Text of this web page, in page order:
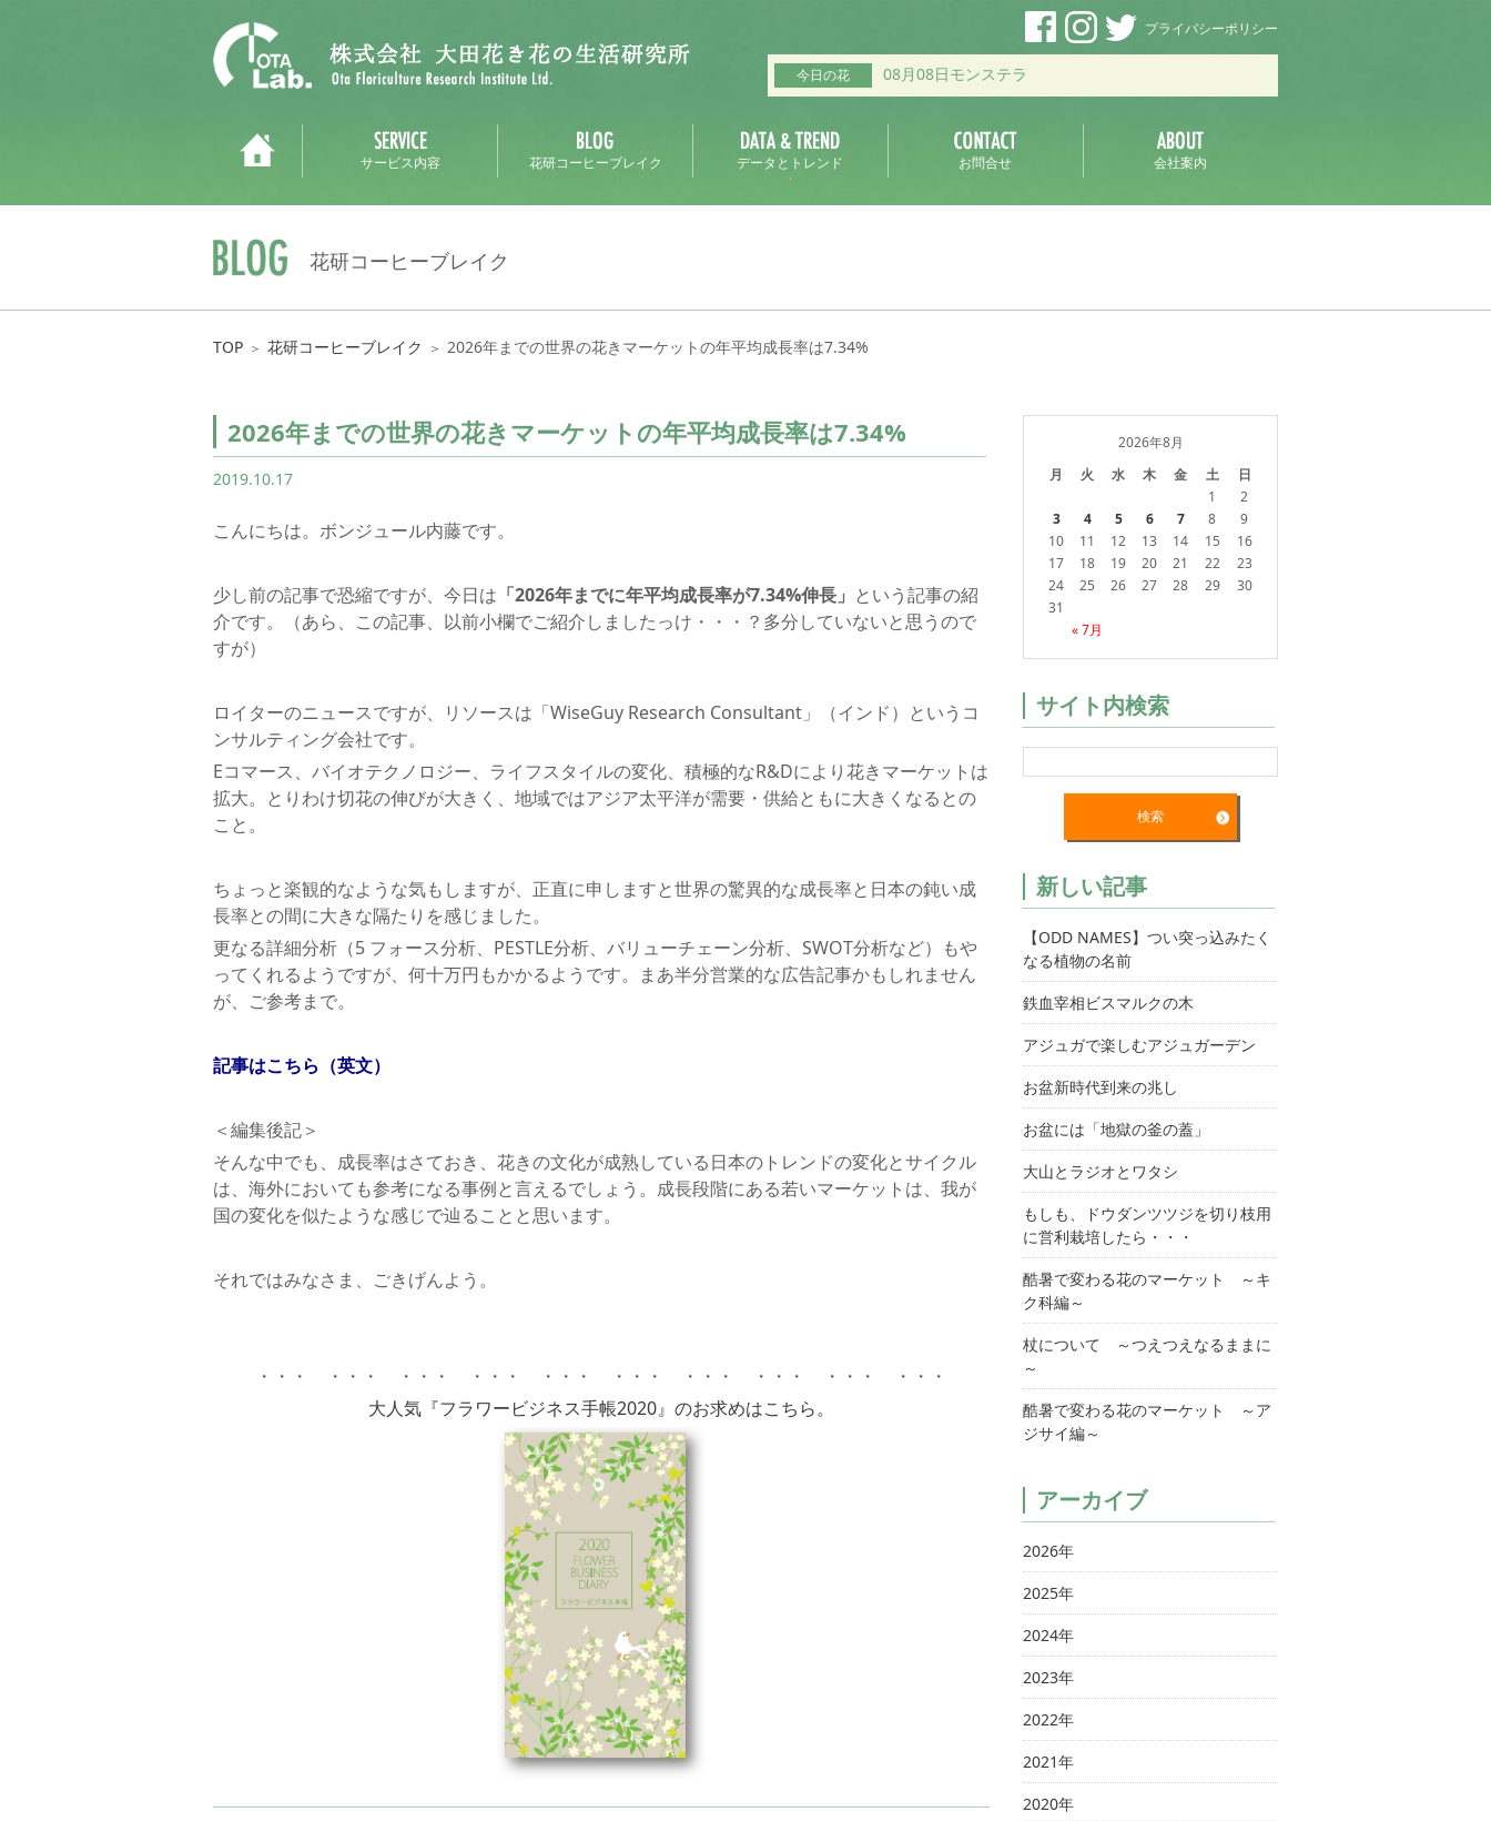
プライバシーポリシー
今日の花 08月08日モンステラ
サービス内容 花研コーヒーブレイク データとトレンド お問合せ 会社案内
花研コーヒーブレイク
TOP ＞ 花研コーヒーブレイク ＞ 2026年までの世界の花きマーケットの年平均成長率は7.34%
2026年までの世界の花きマーケットの年平均成長率は7.34%
2019.10.17
こんにちは。ボンジュール内藤です。
少し前の記事で恐縮ですが、今日は 「2026年までに年平均成長率が7.34%伸長」 という記事の紹
介です。（あら、この記事、以前小欄でご紹介しましたっけ・・・？多分していないと思うので
すが）
ロイターのニュースですが、リソースは「WiseGuy Research Consultant」（インド）というコ
ンサルティング会社です。
Eコマース、バイオテクノロジー、ライフスタイルの変化、積極的なR&Dにより花きマーケットは
拡大。とりわけ切花の伸びが大きく、地域ではアジア太平洋が需要・供給ともに大きくなるとの
こと。
ちょっと楽観的なような気もしますが、正直に申しますと世界の驚異的な成長率と日本の鈍い成
長率との間に大きな隔たりを感じました。
更なる詳細分析（5 フォース分析、PESTLE分析、バリューチェーン分析、SWOT分析など）もや
ってくれるようですが、何十万円もかかるようです。まあ半分営業的な広告記事かもしれません
が、ご参考まで。
記事はこちら（英文）
＜編集後記＞
そんな中でも、成長率はさておき、花きの文化が成熟している日本のトレンドの変化とサイクル
は、海外においても参考になる事例と言えるでしょう。成長段階にある若いマーケットは、我が
国の変化を似たような感じで辿ることと思います。
それではみなさま、ごきげんよう。
・・・ ・・・ ・・・ ・・・ ・・・ ・・・ ・・・ ・・・ ・・・ ・・・
大人気『フラワービジネス手帳2020』のお求めはこちら。
2026年8月
月
火 水 木 金 土 日
« 7月
1
2
3
4 5 6 7 8
9
10
11 12 13 14 15
16
17
18 19 20 21 22
23
24
25 26 27 28 29
30
31
サイト内検索
新しい記事
【ODD NAMES】つい突っ込みたく
なる植物の名前
鉄血宰相ビスマルクの木
アジュガで楽しむアジュガーデン
お盆新時代到来の兆し
お盆には「地獄の釜の蓋」
大山とラジオとワタシ
もしも、ドウダンツツジを切り枝用
に営利栽培したら・・・
酷暑で変わる花のマーケット ～キ
ク科編～
杖について ～つえつえなるままに
～
酷暑で変わる花のマーケット ～ア
ジサイ編～
アーカイブ
2026年
2025年
2024年
2023年
2022年
2021年
2020年